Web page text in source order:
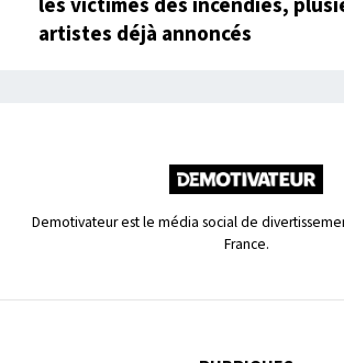
artistes déjà annoncés
Demotivateur est le média social de
France.